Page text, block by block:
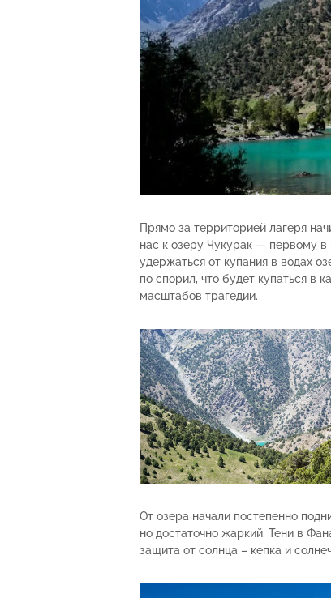
Прямо за территорией лагеря
нас к озеру Чукурак — первому
удержаться от купания в водах
по спорил, что будет купаться в
масштабов трагедии.
От озера начали постепенно
но достаточно жаркий. Тени в
защита от солнца – кепка и